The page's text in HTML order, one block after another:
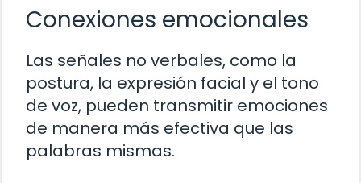
Conexiones emocionales
Las señales no verbales, como la
postura, la expresión facial y el tono
de voz, pueden transmitir emociones
de manera más efectiva que las
palabras mismas.